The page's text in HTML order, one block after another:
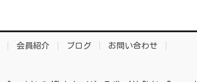
会員紹介 ブログ お問い合わせ